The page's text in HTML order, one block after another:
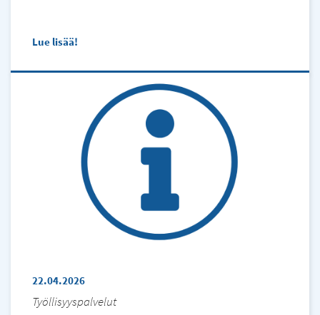
Lue lisää
22.04.2026
Työllisyyspalvelut